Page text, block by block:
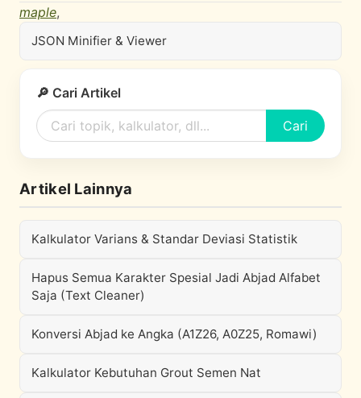
maple,
JSON Minifier & Viewer
🔎 Cari Artikel
Cari
Artikel Lainnya
Kalkulator Varians & Standar Deviasi Statistik
Hapus Semua Karakter Spesial Jadi Abjad Alfabet
Saja (Text Cleaner)
Konversi Abjad ke Angka (A1Z26, A0Z25, Romawi)
Kalkulator Kebutuhan Grout Semen Nat